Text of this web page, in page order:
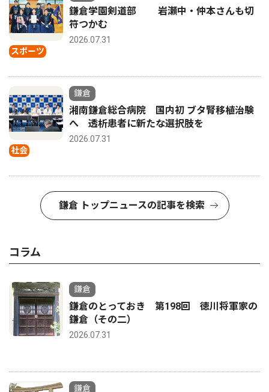
スポーツ
鎌倉学園剣道部 岩瀬中・仲本さんも切
符つかむ
2026.07.31
社会
鎌倉
湘南鎌倉総合病院 国内初 ブタ腎移植治験
へ 透析患者に新たな選択肢を
2026.07.31
鎌倉 トップニュースの記事を検索
コラム
鎌倉
鎌倉のとっておき 第198回 徳川将軍家の
鎌倉（その二）
2026.07.31
鎌倉